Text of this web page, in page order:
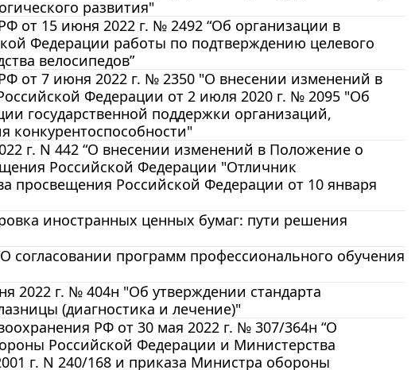
развития"
от 15 июня 2022 г. № 2492 “Об организации в
Федерации работы по подтверждению целевого
велосипедов”
от 7 июня 2022 г. № 2350 "О внесении изменений в
Федерации от 2 июля 2020 г. № 2095 "Об
государственной поддержки организаций,
г. N 442 “О внесении изменений в Положение о
Российской Федерации "Отличник
просвещения Российской Федерации от 10 января
иностранных ценных бумаг: пути решения
программ профессионального обучения
2022 г. № 404н "Об утверждении стандарта
(диагностика и лечение)"
РФ от 30 мая 2022 г. № 307/364н “О
Российской Федерации и Министерства
г. N 240/168 и приказа Министра обороны